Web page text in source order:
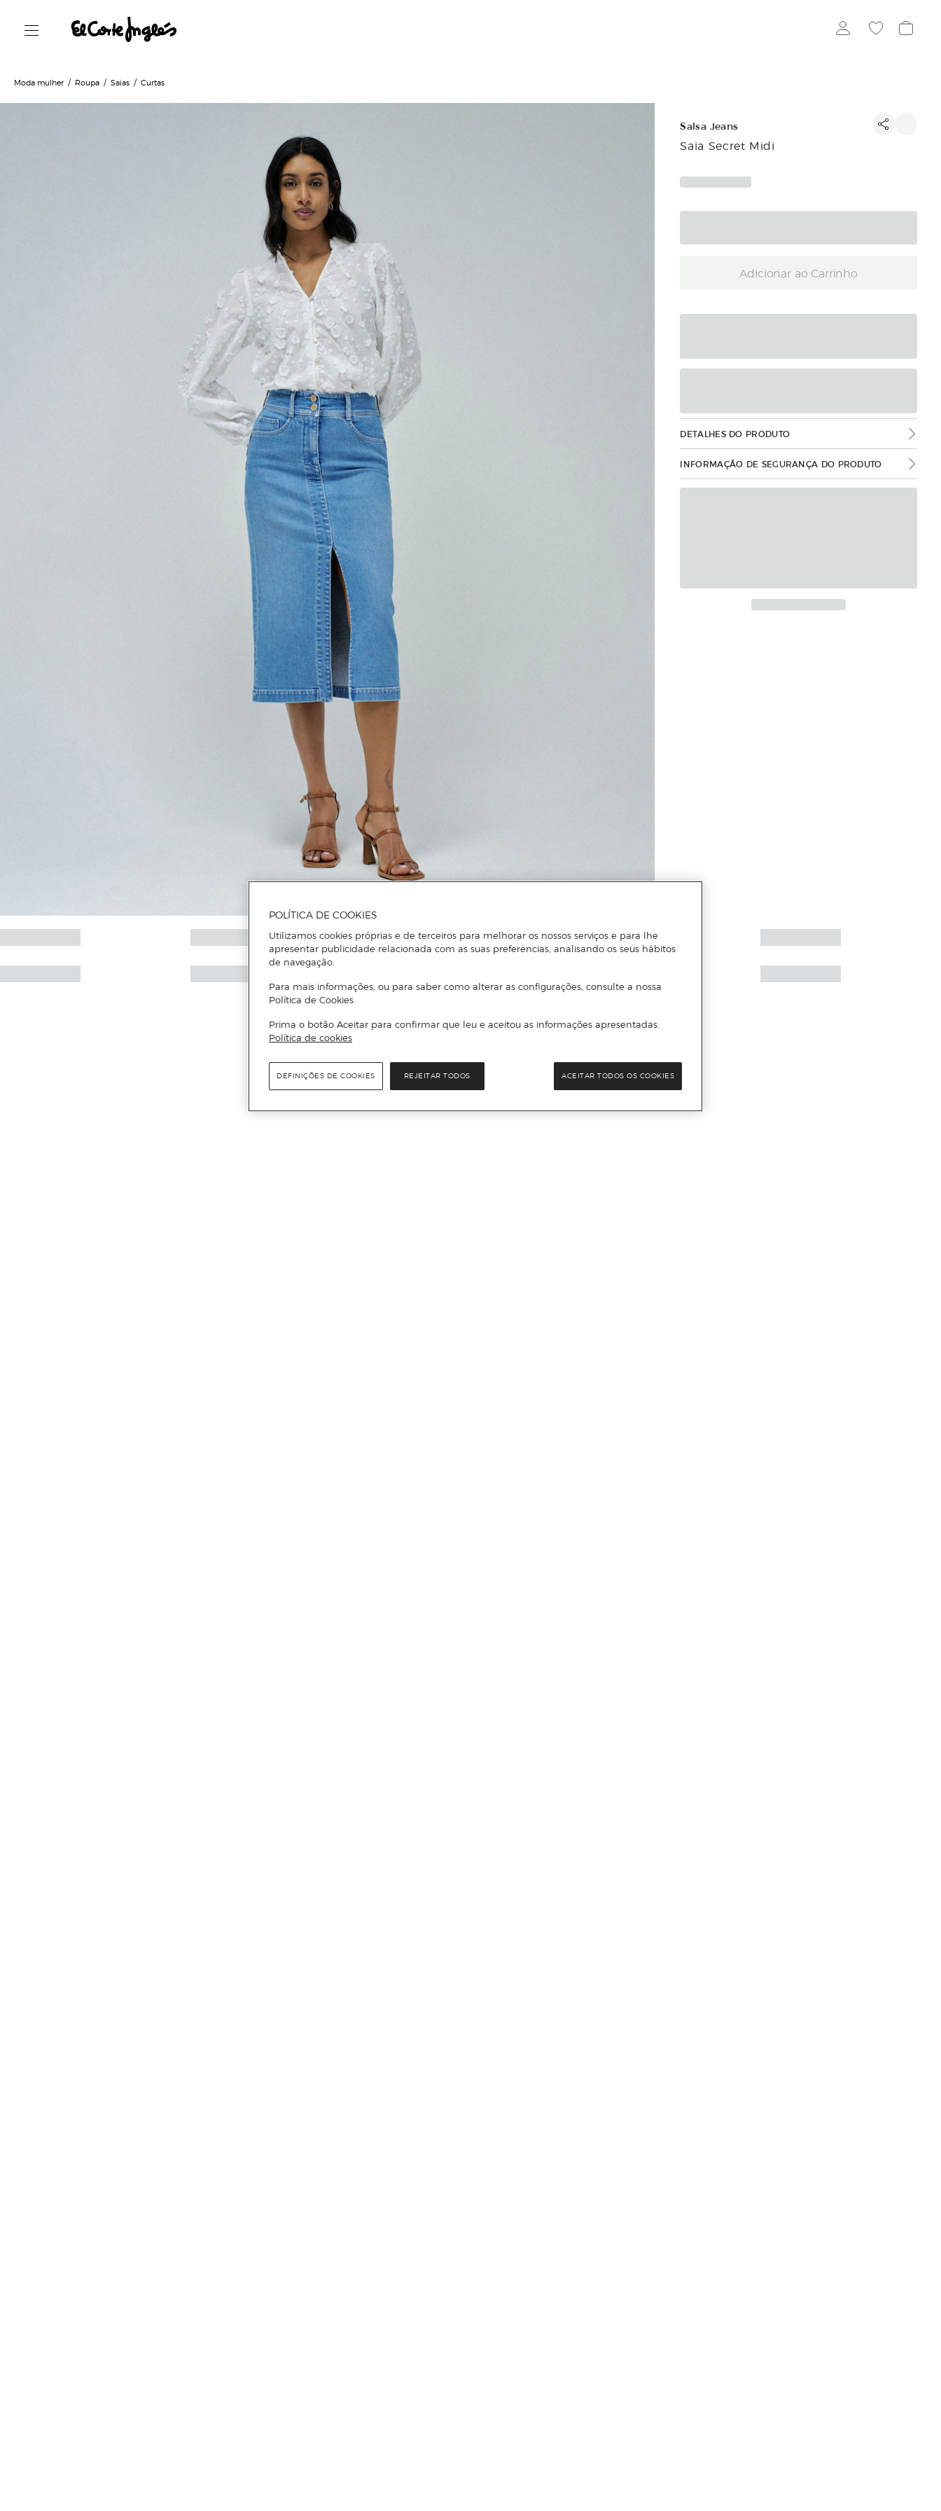
Moda mulher Roupa Saias Curtas
Salsa Jeans
Saia Secret Midi
Adicionar ao Carrinho
DETALHES DO PRODUTO
INFORMAÇÃO DE SEGURANÇA DO PRODUTO
POLÍTICA DE COOKIES
Utilizamos cookies próprias e de terceiros para melhorar os nossos serviços e para lhe
apresentar publicidade relacionada com as suas preferências, analisando os seus hábitos
de navegação.
Para mais informações, ou para saber como alterar as configurações, consulte a nossa
Política de Cookies.
Prima o botão Aceitar para confirmar que leu e aceitou as informações apresentadas.
Política de cookies
REJEITAR TODOS ACEITAR TODOS OS COOKIES
DEFINIÇÕES DE COOKIES